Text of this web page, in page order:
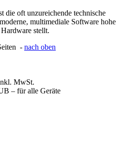
die oft unzureichende technische
multimediale Software hohe
stellt.
- nach oben
MwSt.
– für alle Geräte